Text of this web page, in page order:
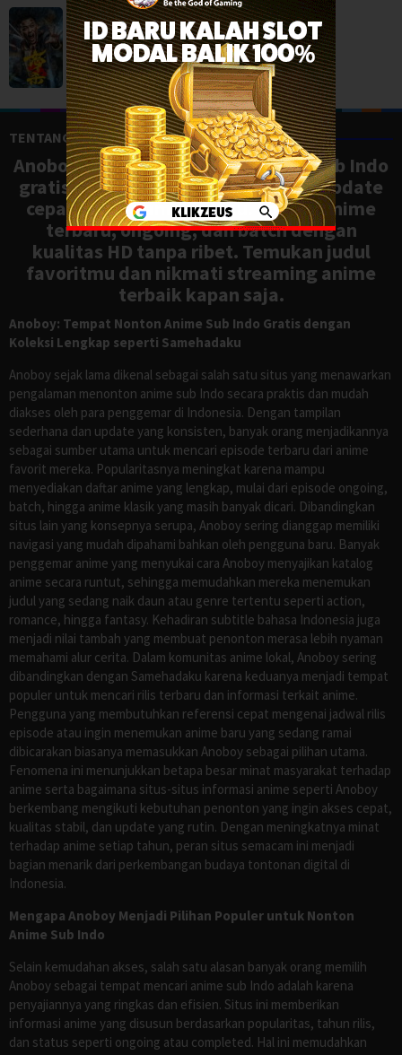
The Ghost Killer (2026)
Action,Movies,China
TENTANG ANOBOY
Anoboy adalah situs nonton anime sub Indo
gratis dengan koleksi lengkap dan update
cepat, mirip Samehadaku. Tonton anime
terbaru, ongoing, dan batch dengan
kualitas HD tanpa ribet. Temukan judul
favoritmu dan nikmati streaming anime
terbaik kapan saja.
Anoboy: Tempat Nonton Anime Sub Indo Gratis dengan
Koleksi Lengkap seperti Samehadaku
Anoboy sejak lama dikenal sebagai salah satu situs yang menawarkan
pengalaman menonton anime sub Indo secara praktis dan mudah
diakses oleh para penggemar di Indonesia. Dengan tampilan
sederhana dan update yang konsisten, banyak orang menjadikannya
sebagai sumber utama untuk mencari episode terbaru dari anime
favorit mereka. Popularitasnya meningkat karena mampu
menyediakan daftar anime yang lengkap, mulai dari episode ongoing,
batch, hingga anime klasik yang masih banyak dicari. Dibandingkan
situs lain yang konsepnya serupa, Anoboy sering dianggap memiliki
navigasi yang mudah dipahami bahkan oleh pengguna baru. Banyak
penggemar anime yang menyukai cara Anoboy menyajikan katalog
anime secara runtut, sehingga memudahkan mereka menemukan
judul yang sedang naik daun atau genre tertentu seperti action,
romance, hingga fantasy. Kehadiran subtitle bahasa Indonesia juga
menjadi nilai tambah yang membuat penonton merasa lebih nyaman
memahami alur cerita. Dalam komunitas anime lokal, Anoboy sering
dibandingkan dengan Samehadaku karena keduanya menjadi tempat
populer untuk mencari rilis terbaru dan informasi terkait anime.
Pengguna yang membutuhkan referensi cepat mengenai jadwal rilis
episode atau ingin menemukan anime baru yang sedang ramai
dibicarakan biasanya memasukkan Anoboy sebagai pilihan utama.
Fenomena ini menunjukkan betapa besar minat masyarakat terhadap
anime serta bagaimana situs-situs informasi anime seperti Anoboy
berkembang mengikuti kebutuhan penonton yang ingin akses cepat,
kualitas stabil, dan update yang rutin. Dengan meningkatnya minat
terhadap anime setiap tahun, peran situs semacam ini menjadi
bagian menarik dari perkembangan budaya tontonan digital di
Indonesia.
Mengapa Anoboy Menjadi Pilihan Populer untuk Nonton
Anime Sub Indo
Selain kemudahan akses, salah satu alasan banyak orang memilih
Anoboy sebagai tempat mencari anime sub Indo adalah karena
penyajiannya yang ringkas dan efisien. Situs ini memberikan
informasi anime yang disusun berdasarkan popularitas, tahun rilis,
dan status seperti ongoing atau completed. Hal ini memudahkan